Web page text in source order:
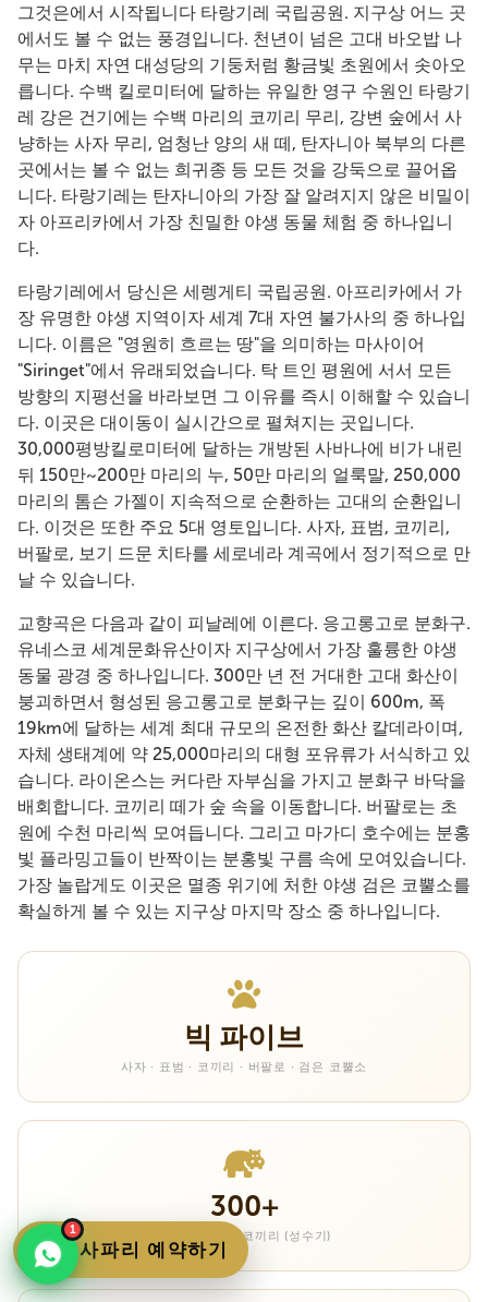
그것은에서 시작됩니다 타랑기레 국립공원. 지구상 어느 곳
에서도 볼 수 없는 풍경입니다. 천년이 넘은 고대 바오밥 나
무는 마치 자연 대성당의 기둥처럼 황금빛 초원에서 솟아오
릅니다. 수백 킬로미터에 달하는 유일한 영구 수원인 타랑기
레 강은 건기에는 수백 마리의 코끼리 무리, 강변 숲에서 사
냥하는 사자 무리, 엄청난 양의 새 떼, 탄자니아 북부의 다른
곳에서는 볼 수 없는 희귀종 등 모든 것을 강둑으로 끌어옵
니다. 타랑기레는 탄자니아의 가장 잘 알려지지 않은 비밀이
자 아프리카에서 가장 친밀한 야생 동물 체험 중 하나입니
다.
타랑기레에서 당신은 세렝게티 국립공원. 아프리카에서 가
장 유명한 야생 지역이자 세계 7대 자연 불가사의 중 하나입
니다. 이름은 "영원히 흐르는 땅"을 의미하는 마사이어
"Siringet"에서 유래되었습니다. 탁 트인 평원에 서서 모든
방향의 지평선을 바라보면 그 이유를 즉시 이해할 수 있습니
다. 이곳은 대이동이 실시간으로 펼쳐지는 곳입니다.
30,000평방킬로미터에 달하는 개방된 사바나에 비가 내린
뒤 150만~200만 마리의 누, 50만 마리의 얼룩말, 250,000
마리의 톰슨 가젤이 지속적으로 순환하는 고대의 순환입니
다. 이것은 또한 주요 5대 영토입니다. 사자, 표범, 코끼리,
버팔로, 보기 드문 치타를 세로네라 계곡에서 정기적으로 만
날 수 있습니다.
교향곡은 다음과 같이 피날레에 이른다. 응고롱고로 분화구.
유네스코 세계문화유산이자 지구상에서 가장 훌륭한 야생
동물 광경 중 하나입니다. 300만 년 전 거대한 고대 화산이
붕괴하면서 형성된 응고롱고로 분화구는 깊이 600m, 폭
19km에 달하는 세계 최대 규모의 온전한 화산 칼데라이며,
자체 생태계에 약 25,000마리의 대형 포유류가 서식하고 있
습니다. 라이온스는 커다란 자부심을 가지고 분화구 바닥을
배회합니다. 코끼리 떼가 숲 속을 이동합니다. 버팔로는 초
원에 수천 마리씩 모여듭니다. 그리고 마가디 호수에는 분홍
빛 플라밍고들이 반짝이는 분홍빛 구름 속에 모여있습니다.
가장 놀랍게도 이곳은 멸종 위기에 처한 야생 검은 코뿔소를
확실하게 볼 수 있는 지구상 마지막 장소 중 하나입니다.
빅 파이브
사자 · 표범 · 코끼리 · 버팔로 · 검은 코뿔소
300+
타랑기레 강의 코끼리 (성수기)
이 사파리 예약하기
1